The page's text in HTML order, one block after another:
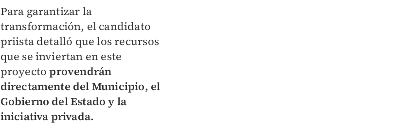
Para garantizar la
transformación, el candidato
priista detalló que los recursos
que se inviertan en este
proyectoprovendrán
directamente del Municipio, el
Gobierno del Estado y la
iniciativa privada.